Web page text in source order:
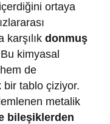
içerdiğini ortaya
karşılıkdonmuş
kimyasal
de
bir tablo çiziyor.
metalik
bileşiklerden